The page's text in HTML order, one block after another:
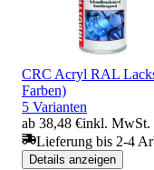
CRC Acryl RAL
Farben)
5 Varianten
ab 38,48 €inkl. MwSt.
Lieferung bis 2-4
Details anzeigen